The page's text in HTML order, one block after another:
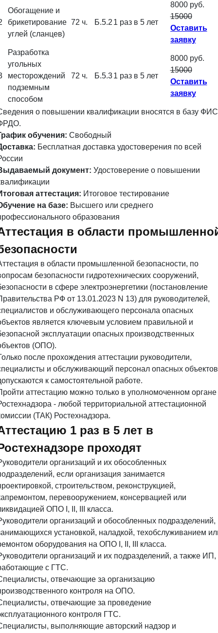
Обогащение и
брикетирование
углей (сланцев)
72 ч. Б.5.2 1 раз в 5 лет
8000 руб.
15000
Оставить
заявку
Разработка
угольных
месторождений
подземным
способом
72 ч. Б.5.3 1 раз в 5 лет
8000 руб.
15000
Оставить
заявку
о повышении квалификации вносятся в базу ФИС
обучения: Свободный
Бесплатная доставка удостоверения по всей
документ: Удостоверение о повышении
аттестация: Итоговое тестирование
на базе: Высшего или среднего
образования
в области
в области промышленной безопасности, по
безопасности гидротехнических сооружений,
в сфере электроэнергетики (постановление
РФ от 13.01.2023 N 13) для руководителей,
и обслуживающего персонала опасных
является ключевым условием правильной и
эксплуатации опасных производственных
(ОПО).
после прохождения аттестации руководители,
и обслуживающий персонал опасных объектов
к самостоятельной работе.
аттестацию можно только в уполномоченном органе
- любой территориальной аттестационной
(ТАК) Ростехнадзора.
1 раз в 5 лет в
проходят
организаций и их обособленных
если организация занимается
строительством, реконструкцией,
перевооружением, консервацией или
ОПО I, II, III класса.
организаций и обособленных подразделений,
установкой, наладкой, техобслуживанием
оборудования на ОПО I, II, III класса.
организаций и их подразделений, а также ИП,
с ГТС.
отвечающие за организацию
контроля на ОПО.
отвечающие за проведение
контроля ГТС.
выполняющие авторский надзор и